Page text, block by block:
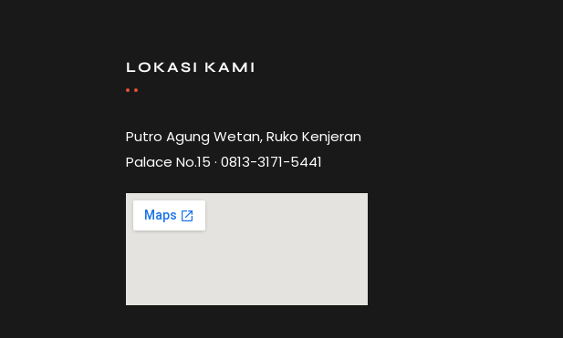
LOKASI KAMI
Putro Agung Wetan, Ruko Kenjeran
Palace No.15 · 0813-3171-5441